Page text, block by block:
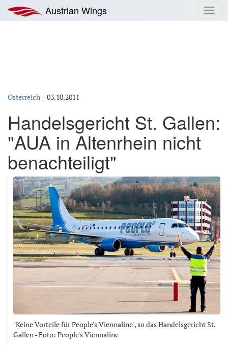
Inhalt
springen
Austrian Wings
Österreich–03.10.2011
Handelsgericht St. Gallen:
"AUA in Altenrhein nicht
benachteiligt"
"Keine Vorteile für People's Viennaline", so das Handelsgericht St.
Gallen - Foto: People's Viennaline